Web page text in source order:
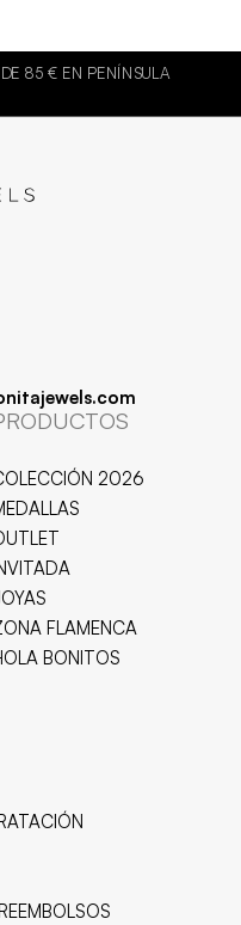
85 € EN PENÍNSULA
2026
FLAMENCA
BONITOS